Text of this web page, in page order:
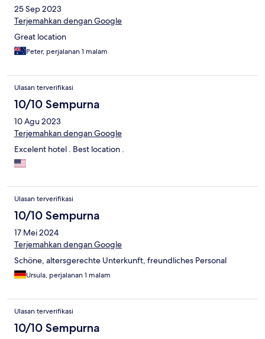
25 Sep 2023
Terjemahkan dengan Google
Great location
Peter, perjalanan 1 malam
Ulasan terverifikasi
10/10 Sempurna
10 Agu 2023
Terjemahkan dengan Google
Excelent hotel . Best location .
Ulasan terverifikasi
10/10 Sempurna
17 Mei 2024
Terjemahkan dengan Google
Schöne, altersgerechte Unterkunft, freundliches Personal
Ursula, perjalanan 1 malam
Ulasan terverifikasi
10/10 Sempurna